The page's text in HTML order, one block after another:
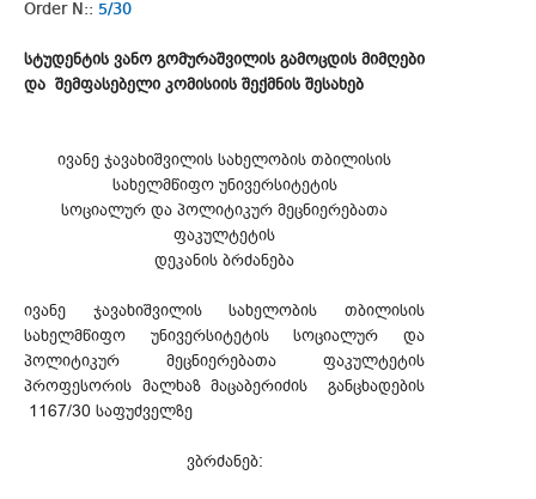
Order N:: 5/30
სტუდენტის ვანო გომურაშვილის გამოცდის მიმღები
და შემფასებელი კომისიის შექმნის შესახებ
ივანე ჯავახიშვილის სახელობის თბილისის
სახელმწიფო უნივერსიტეტის
სოციალურ და პოლიტიკურ მეცნიერებათა
ფაკულტეტის
დეკანის ბრძანება
ივანე ჯავახიშვილის სახელობის თბილისის
სახელმწიფო უნივერსიტეტის სოციალურ და
პოლიტიკურ მეცნიერებათა ფაკულტეტის
პროფესორის მალხაზ მაცაბერიძის განცხადების
1167/30 საფუძველზე
ვბრძანებ: